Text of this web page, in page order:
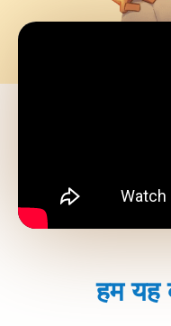
हम यह